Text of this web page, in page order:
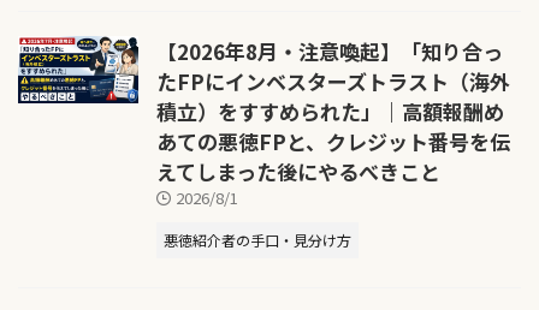
【2026年8月・注意喚起】「知り合っ
たFPにインベスターズトラスト（海外
積立）をすすめられた」｜高額報酬め
あての悪徳FPと、クレジット番号を伝
えてしまった後にやるべきこと
2026/8/1
悪徳紹介者の手口・見分け方